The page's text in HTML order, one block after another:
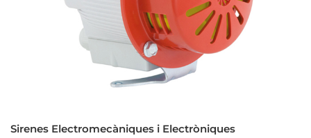
Sirenes Electromecàniques i Electròniques